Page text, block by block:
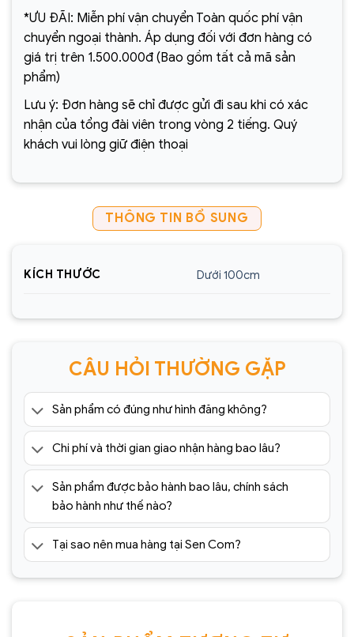
*ƯU ĐÃI: Miễn phí vận chuyển Toàn quốc phí vận
chuyển ngoại thành. Áp dụng đối với đơn hàng có
giá trị trên 1.500.000đ (Bao gồm tất cả mã sản
phẩm)
Lưu ý: Đơn hàng sẽ chỉ được gửi đi sau khi có xác
nhận của tổng đài viên trong vòng 2 tiếng. Quý
khách vui lòng giữ điện thoại
THÔNG TIN BỔ SUNG
KÍCH THƯỚC Dưới 100cm
CÂU HỎI THƯỜNG GẶP
Sản phẩm có đúng như hình đăng không?
Chi phí và thời gian giao nhận hàng bao lâu?
Sản phẩm được bảo hành bao lâu, chính sách
bảo hành như thế nào?
Tại sao nên mua hàng tại Sen Com?